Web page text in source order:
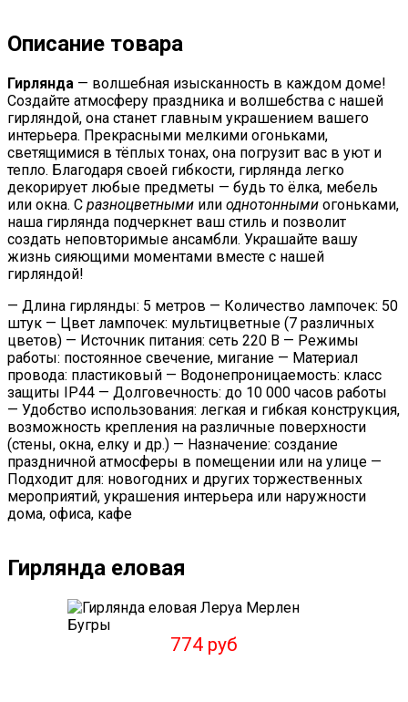
Описание товара
Гирлянда — волшебная изысканность в каждом доме!
Создайте атмосферу праздника и волшебства с нашей
гирляндой, она станет главным украшением вашего
интерьера. Прекрасными мелкими огоньками,
светящимися в тёплых тонах, она погрузит вас в уют и
тепло. Благодаря своей гибкости, гирлянда легко
декорирует любые предметы — будь то ёлка, мебель
или окна. С разноцветными или однотонными огоньками,
наша гирлянда подчеркнет ваш стиль и позволит
создать неповторимые ансамбли. Украшайте вашу
жизнь сияющими моментами вместе с нашей
гирляндой!
— Длина гирлянды: 5 метров — Количество лампочек: 50
штук — Цвет лампочек: мультицветные (7 различных
цветов) — Источник питания: сеть 220 В — Режимы
работы: постоянное свечение, мигание — Материал
провода: пластиковый — Водонепроницаемость: класс
защиты IP44 — Долговечность: до 10 000 часов работы
— Удобство использования: легкая и гибкая конструкция,
возможность крепления на различные поверхности
(стены, окна, елку и др.) — Назначение: создание
праздничной атмосферы в помещении или на улице —
Подходит для: новогодних и других торжественных
мероприятий, украшения интерьера или наружности
дома, офиса, кафе
Гирлянда еловая
774 руб